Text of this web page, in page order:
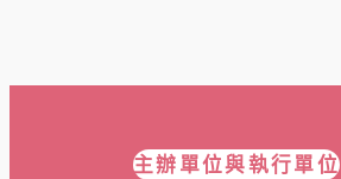
主辦單位與執行單位